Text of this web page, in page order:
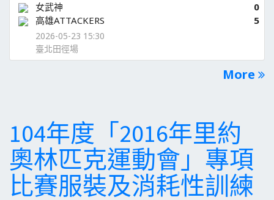
女武神
0
高雄ATTACKERS
5
2026-05-23 15:30
臺北田徑場
More
104年度「2016年里約
奧林匹克運動會」專項
比賽服裝及消耗性訓練